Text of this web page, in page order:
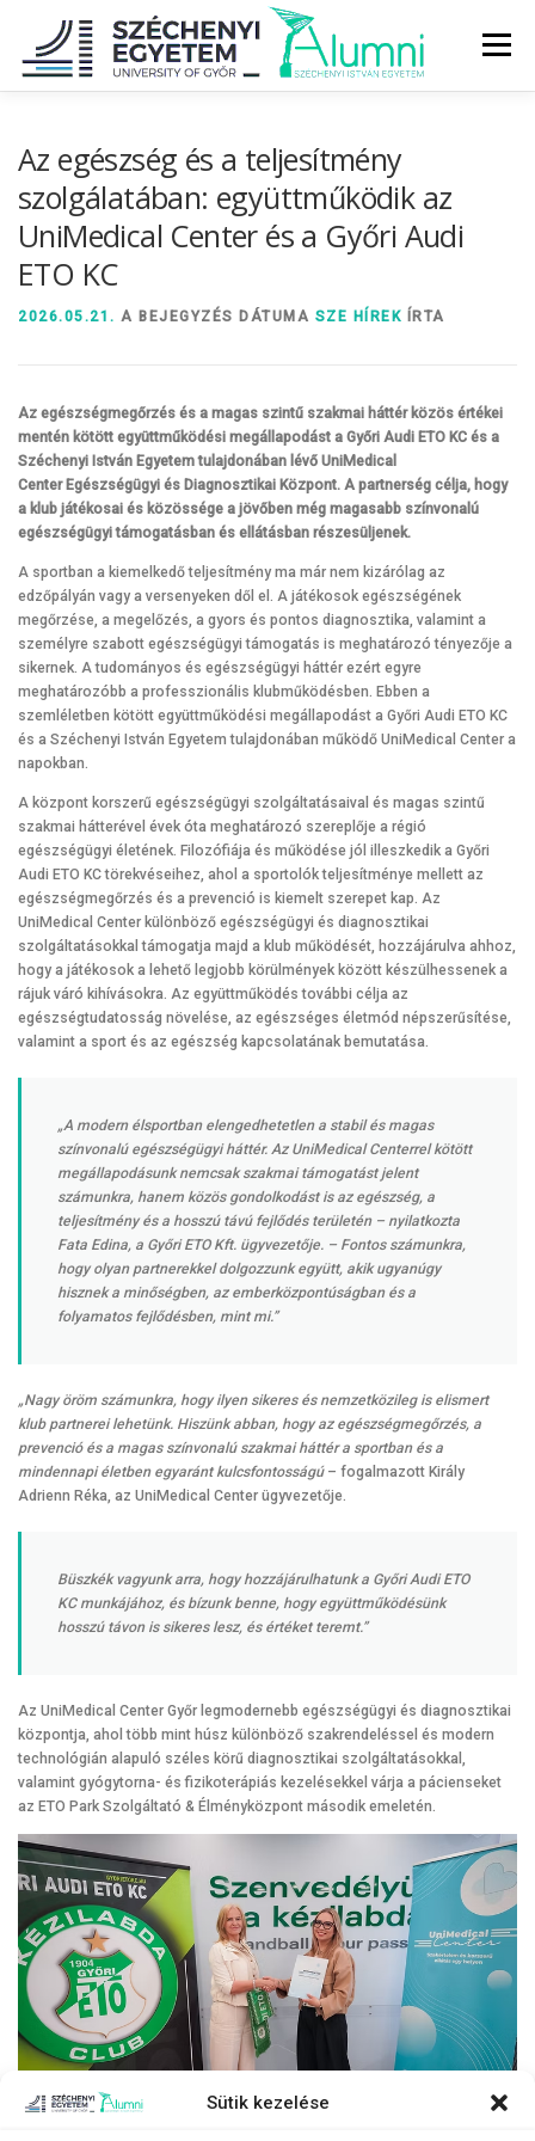
Sütik kezelése
tartalomhoz
Menü
DIPLOMAÁTADÓ DIPLOMÁN TÚL
SZOLGÁLTATÁSOK ÉVFOLYAMOK
Az egészség és a teljesítmény
szolgálatában: együttműködik az
UniMedical Center és a Győri Audi
ETO KC
2026.05.21. A BEJEGYZÉS DÁTUMA SZE HÍREK ÍRTA
Az egészségmegőrzés és a magas szintű szakmai háttér közös értékei
mentén kötött együttműködési megállapodást a Győri Audi ETO KC és a
Széchenyi István Egyetem tulajdonában lévő UniMedical
Center Egészségügyi és Diagnosztikai Központ. A partnerség célja, hogy
a klub játékosai és közössége a jövőben még magasabb színvonalú
egészségügyi támogatásban és ellátásban részesüljenek.
A sportban a kiemelkedő teljesítmény ma már nem kizárólag az
edzőpályán vagy a versenyeken dől el. A játékosok egészségének
megőrzése, a megelőzés, a gyors és pontos diagnosztika, valamint a
személyre szabott egészségügyi támogatás is meghatározó tényezője a
sikernek. A tudományos és egészségügyi háttér ezért egyre
meghatározóbb a professzionális klubműködésben. Ebben a
szemléletben kötött együttműködési megállapodást a Győri Audi ETO KC
és a Széchenyi István Egyetem tulajdonában működő UniMedical Center a
napokban.
A központ korszerű egészségügyi szolgáltatásaival és magas szintű
szakmai hátterével évek óta meghatározó szereplője a régió
egészségügyi életének. Filozófiája és működése jól illeszkedik a Győri
Audi ETO KC törekvéseihez, ahol a sportolók teljesítménye mellett az
egészségmegőrzés és a prevenció is kiemelt szerepet kap. Az
UniMedical Center különböző egészségügyi és diagnosztikai
szolgáltatásokkal támogatja majd a klub működését, hozzájárulva ahhoz,
hogy a játékosok a lehető legjobb körülmények között készülhessenek a
rájuk váró kihívásokra. Az együttműködés további célja az
egészségtudatosság növelése, az egészséges életmód népszerűsítése,
valamint a sport és az egészség kapcsolatának bemutatása.
„A modern élsportban elengedhetetlen a stabil és magas
színvonalú egészségügyi háttér. Az UniMedical Centerrel kötött
megállapodásunk nemcsak szakmai támogatást jelent
számunkra, hanem közös gondolkodást is az egészség, a
teljesítmény és a hosszú távú fejlődés területén – nyilatkozta
Fata Edina, a Győri ETO Kft. ügyvezetője. – Fontos számunkra,
hogy olyan partnerekkel dolgozzunk együtt, akik ugyanúgy
hisznek a minőségben, az emberközpontúságban és a
folyamatos fejlődésben, mint mi.”
„Nagy öröm számunkra, hogy ilyen sikeres és nemzetközileg is elismert
klub partnerei lehetünk. Hiszünk abban, hogy az egészségmegőrzés, a
prevenció és a magas színvonalú szakmai háttér a sportban és a
mindennapi életben egyaránt kulcsfontosságú– fogalmazott Király
Adrienn Réka, az UniMedical Center ügyvezetője.
Büszkék vagyunk arra, hogy hozzájárulhatunk a Győri Audi ETO
KC munkájához, és bízunk benne, hogy együttműködésünk
hosszú távon is sikeres lesz, és értéket teremt.”
Az UniMedical Center Győr legmodernebb egészségügyi és diagnosztikai
központja, ahol több mint húsz különböző szakrendeléssel és modern
technológián alapuló széles körű diagnosztikai szolgáltatásokkal,
valamint gyógytorna- és fizikoterápiás kezelésekkel várja a pácienseket
az ETO Park Szolgáltató & Élményközpont második emeletén.